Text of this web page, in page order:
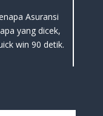
Asuransi
yang dicek,
win 90 detik.